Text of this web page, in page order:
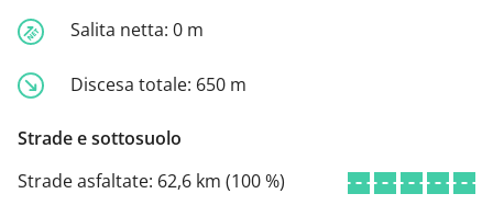
Salita netta: 0 m
Discesa totale: 650 m
Strade e sottosuolo
Strade asfaltate: 62,6 km (100 %)